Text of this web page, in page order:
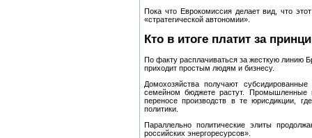
Пока что Еврокомиссия делает вид, что
«стратегической автономии».
Кто в итоге платит за
По факту расплачиваться за жесткую линию
приходит простым людям и бизнесу.
Домохозяйства получают
семейном бюджете растут. Промышленные
переносе производств в те юрисдикции,
политики.
Параллельно политические элиты
российских энергоресурсов».